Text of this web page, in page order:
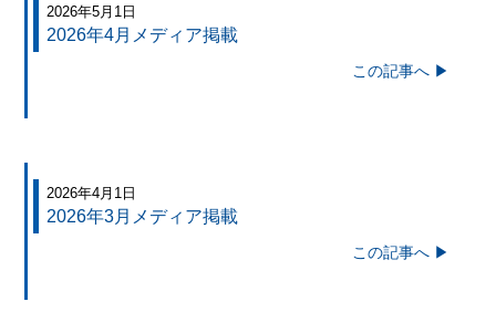
2026年5月1日
2026年4月メディア掲載
この記事へ ▶
2026年4月1日
2026年3月メディア掲載
この記事へ ▶